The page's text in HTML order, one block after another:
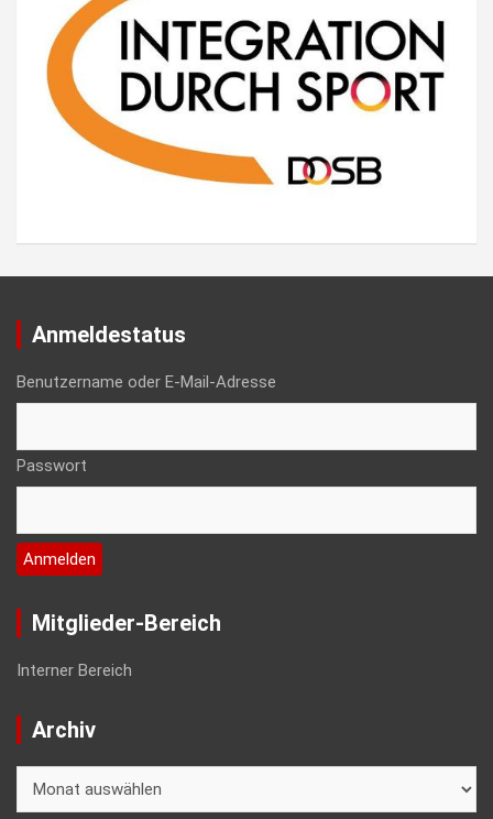
Anmeldestatus
Benutzername oder E-Mail-Adresse
Passwort
Mitglieder-Bereich
Interner Bereich
Archiv